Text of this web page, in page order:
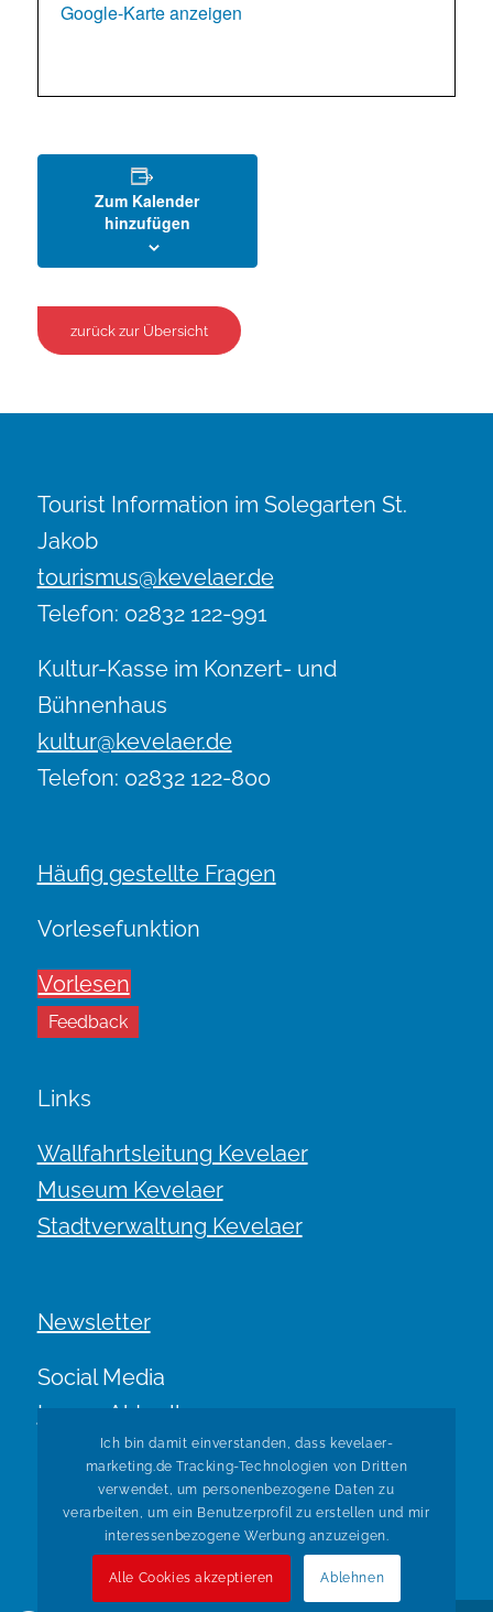
Google-Karte anzeigen
Zum Kalender
hinzufügen
zurück zur Übersicht
Tourist Information im Solegarten St.
Jakob
tourismus@kevelaer.de
Telefon: 02832 122-991
Kultur-Kasse im Konzert- und
Bühnenhaus
kultur@kevelaer.de
Telefon: 02832 122-800
Häufig gestellte Fragen
Vorlesefunktion
Vorlesen
Feedback
Links
Wallfahrtsleitung Kevelaer
Museum Kevelaer
Stadtverwaltung Kevelaer
Newsletter
Social Media
Immer Aktuell.
Ich bin damit einverstanden, dass kevelaer-
marketing.de Tracking-Technologien von Dritten
verwendet, um personenbezogene Daten zu
verarbeiten, um ein Benutzerprofil zu erstellen und mir
interessenbezogene Werbung anzuzeigen.
Alle Cookies akzeptieren Ablehnen